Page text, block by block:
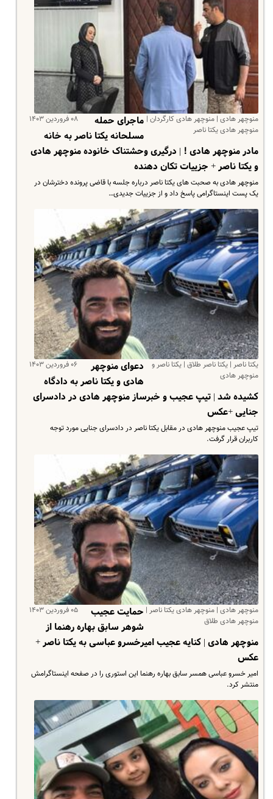
منوچهر هادی | منوچهر هادی کارگردان |
منوچهر هادی یکتا ناصر
۰۸ فروردین ۱۴۰۳
ماجرای حمله
مسلحانه یکتا ناصر به خانه
مادر منوچهر هادی ! | درگیری وحشتناک خانوده منوچهر هادی
و یکتا ناصر + جزییات تکان دهنده
منوچهر هادی به صحبت های یکتا ناصر درباره جلسه با قاضی پرونده دخترشان در
یک پست اینستاگرامی پاسخ داد و از جزییات جدیدی…
یکتا ناصر | یکتا ناصر طلاق | یکتا ناصر و
منوچهر هادی
۰۶ فروردین ۱۴۰۳
دعوای منوچهر
هادی و یکتا ناصر به دادگاه
کشیده شد | تیپ عجیب و خبرساز منوچهر هادی در دادسرای
جنایی +عکس
تیپ عجیب منوچهر هادی در مقابل یکتا ناصر در دادسرای جنایی مورد توجه
کاربران قرار گرفت.
منوچهر هادی | منوچهر هادی یکتا ناصر |
منوچهر هادی طلاق
۰۵ فروردین ۱۴۰۳
حمایت عجیب
شوهر سابق بهاره رهنما از
منوچهر هادی | کنایه عجیب امیرخسرو عباسی به یکتا ناصر +
عکس
امیر خسرو عباسی همسر سابق بهاره رهنما این استوری را در صفحه اینستاگرامش
منتشر کرد.